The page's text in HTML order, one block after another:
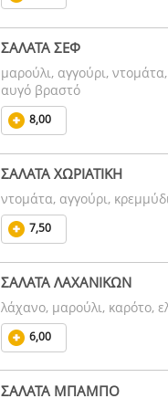
ΣΑΛΑΤΑ ΣΕΦ
μαρούλι, αγγούρι,
αυγό βραστό
8,00
ΣΑΛΑΤΑ ΧΩΡΙΑΤΙΚΗ
ντομάτα, αγγούρι,
7,50
ΣΑΛΑΤΑ ΛΑΧΑΝΙΚΩΝ
λάχανο, μαρούλι, καρότο,
6,00
ΣΑΛΑΤΑ ΜΠΑΜΠΟ